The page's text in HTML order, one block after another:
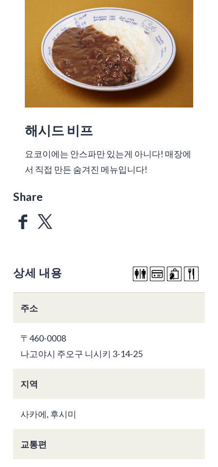
해시드 비프
요코이에는 안스파만 있는게 아니다! 매장에
서 직접 만든 숨겨진 메뉴입니다!
Share
상세 내용
주소
〒460-0008
나고야시 주오구 니시키 3-14-25
지역
사카에, 후시미
교통편